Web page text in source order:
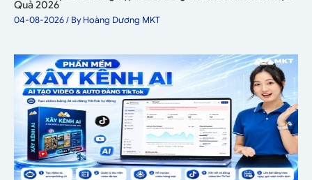
Quả 2026
04-08-2026/ ByHoàng Dương MKT